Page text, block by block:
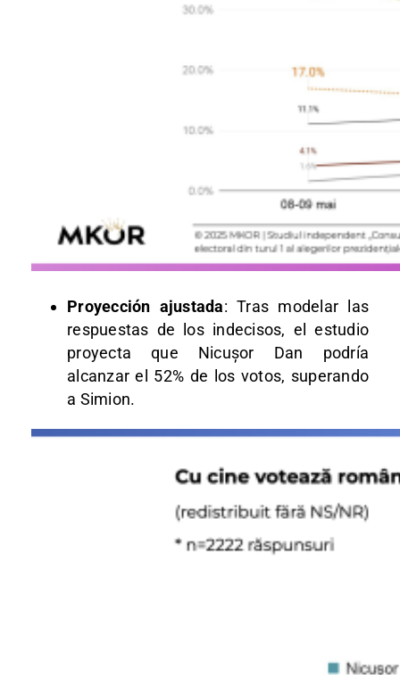
Proyección ajustada: Tras modelar las
respuestas de los indecisos, el estudio
proyecta que Nicușor Dan podría
alcanzar el 52% de los votos, superando
a Simion.